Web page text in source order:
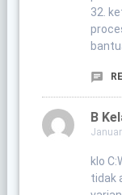
32.
B
klo
tidak